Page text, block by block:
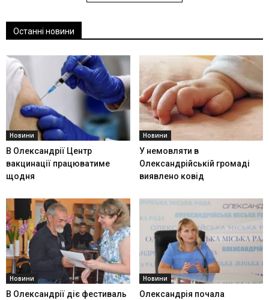
Останні новини
Новини
В Олександрії Центр
вакцинації працюватиме
щодня
Новини
У немовляти в
Олександрійській громаді
виявлено ковід
Новини
В Олександрії діє фестиваль
Новини
Олександрія почала